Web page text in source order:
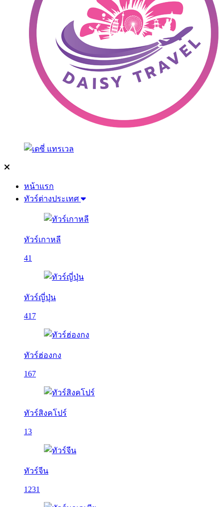
หน้าแรก
ทัวร์ต่างประเทศ
ทัวร์เกาหลี
41
ทัวร์ญี่ปุ่น
417
ทัวร์ฮ่องกง
167
ทัวร์สิงคโปร์
13
ทัวร์จีน
1231